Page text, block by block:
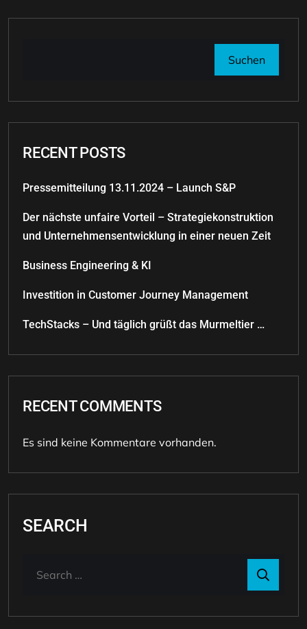
Suchen
RECENT POSTS
Pressemitteilung 13.11.2024 – Launch S&P
Der nächste unfaire Vorteil – Strategiekonstruktion
und Unternehmensentwicklung in einer neuen Zeit
Business Engineering & KI
Investition in Customer Journey Management
TechStacks – Und täglich grüßt das Murmeltier …
RECENT COMMENTS
Es sind keine Kommentare vorhanden.
SEARCH